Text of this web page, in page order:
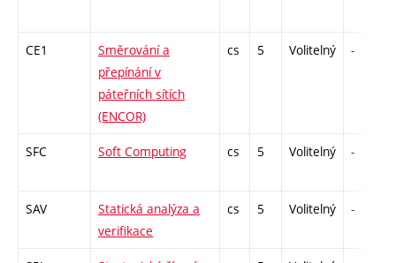
CE1
Směrování a
přepínání v
páteřních sítích
(ENCOR)
cs 5 Volitelný -
SFC Soft Computing cs 5 Volitelný -
SAV
Statická analýza a
verifikace
cs 5 Volitelný -